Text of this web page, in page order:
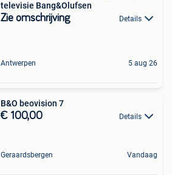
televisie Bang&Olufsen
Zie omschrijving Details
Antwerpen 5 aug 26
B&O beovision 7
€ 100,00 Details
Geraardsbergen Vandaag